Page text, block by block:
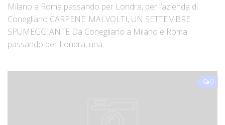
Milano a Roma passando per Londra, per l’azienda di
Conegliano CARPENE’ MALVOLTI, UN SETTEMBRE
SPUMEGGIANTE Da Conegliano a Milano e Roma
passando per Londra, una...
0